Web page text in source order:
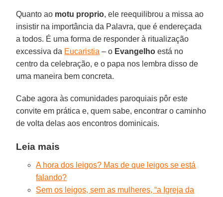
Quanto ao motu proprio, ele reequilibrou a missa ao
insistir na importância da Palavra, que é endereçada
a todos. É uma forma de responder à ritualização
excessiva da Eucaristia – o Evangelho está no
centro da celebração, e o papa nos lembra disso de
uma maneira bem concreta.
Cabe agora às comunidades paroquiais pôr este
convite em prática e, quem sabe, encontrar o caminho
de volta delas aos encontros dominicais.
Leia mais
A hora dos leigos? Mas de que leigos se está
falando?
Sem os leigos, sem as mulheres, “a Igreja da